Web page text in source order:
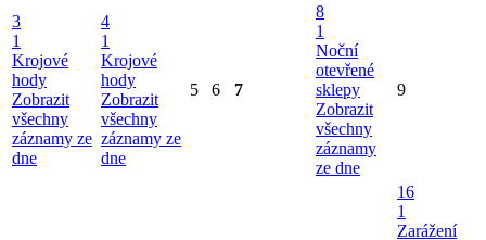
3
1
Krojové
hody
Zobrazit
všechny
záznamy ze
dne
4
1
Krojové
hody
Zobrazit
všechny
záznamy ze
dne
5 6 7
8
1
Noční
otevřené
sklepy
Zobrazit
všechny
záznamy
ze dne
9
16
1
Zarážení